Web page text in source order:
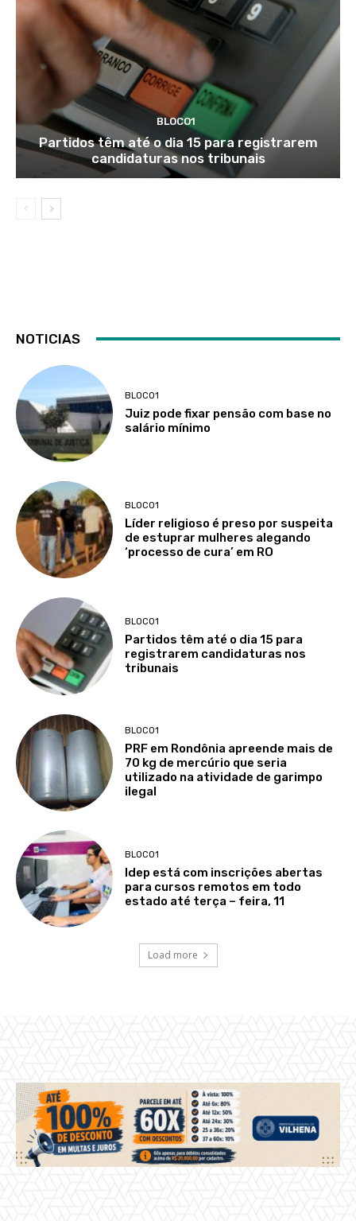
BLOCO1
Partidos têm até o dia 15 para registrarem
candidaturas nos tribunais
NOTICIAS
BLOCO1
Juiz pode fixar pensão com base no
salário mínimo
BLOCO1
Líder religioso é preso por suspeita
de estuprar mulheres alegando
‘processo de cura’ em RO
BLOCO1
Partidos têm até o dia 15 para
registrarem candidaturas nos
tribunais
BLOCO1
PRF em Rondônia apreende mais de
70 kg de mercúrio que seria
utilizado na atividade de garimpo
ilegal
BLOCO1
Idep está com inscrições abertas
para cursos remotos em todo
estado até terça – feira, 11
Load more